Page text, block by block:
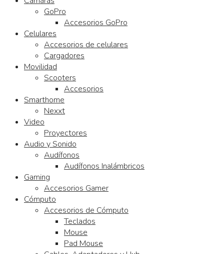
GoPro
Accesorios GoPro
Celulares
Accesorios de celulares
Cargadores
Movilidad
Scooters
Accesorios
Smarthome
Nexxt
Video
Proyectores
Audio y Sonido
Audífonos
Audífonos Inalámbricos
Gaming
Accesorios Gamer
Cómputo
Accesorios de Cómputo
Teclados
Mouse
Pad Mouse